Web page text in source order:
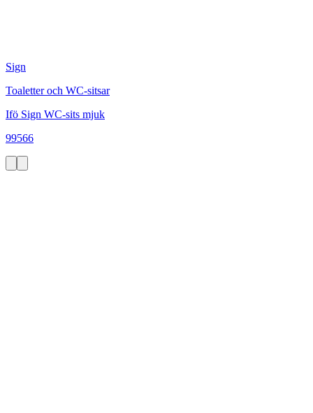
Sign
Toaletter och WC-sitsar
Ifö Sign WC-sits mjuk
99566